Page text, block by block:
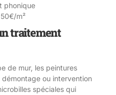
phonique
m²
traitement
de mur, les peintures
ou intervention
spéciales qui